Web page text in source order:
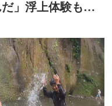
だ」浮上体験も